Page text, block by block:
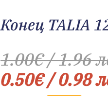
Конец TALIA
1.00€/ 1.96
0.50€/ 0.98